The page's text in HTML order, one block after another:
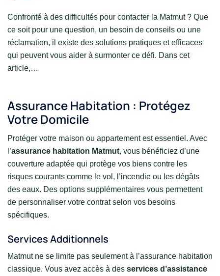
Confronté à des difficultés pour contacter la Matmut ? Que
ce soit pour une question, un besoin de conseils ou une
réclamation, il existe des solutions pratiques et efficaces
qui peuvent vous aider à surmonter ce défi. Dans cet
article,…
Assurance Habitation : Protégez
Votre Domicile
Protéger votre maison ou appartement est essentiel. Avec
l’assurance habitation Matmut, vous bénéficiez d’une
couverture adaptée qui protège vos biens contre les
risques courants comme le vol, l’incendie ou les dégâts
des eaux. Des options supplémentaires vous permettent
de personnaliser votre contrat selon vos besoins
spécifiques.
Services Additionnels
Matmut ne se limite pas seulement à l’assurance habitation
classique. Vous avez accès à des services d’assistance